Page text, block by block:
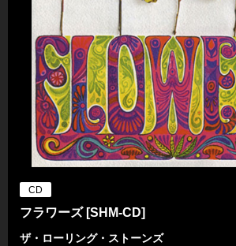
CD
フラワーズ [SHM-CD]
ザ・ローリング・ストーンズ